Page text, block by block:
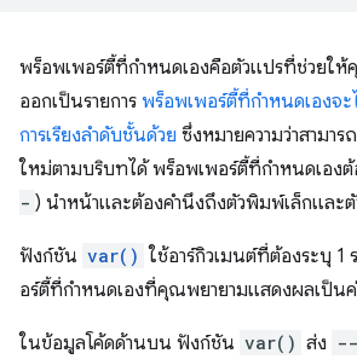
พร็อพเพอร์ตี้ที่กำหนดเองคือตัวแปรที่ช่วยให้
ออกเป็นรายการ พร็อพเพอร์ตี้ที่กำหนดเองจ
การเรียงลําดับชั้นด้วย ซึ่งหมายความว่าสามา
ใหม่ตามบริบทได้ พร็อพเพอร์ตี้ที่กำหนดเอง
- ) นำหน้าและต้องคำนึงถึงตัวพิมพ์เล็กแล
ฟังก์ชัน var() ใช้อาร์กิวเมนต์ที่ต้องระบุ 1
อร์ตี้ที่กำหนดเองที่คุณพยายามแสดงผลเป็นค่
ในข้อมูลโค้ดด้านบน ฟังก์ชัน var() ส่ง